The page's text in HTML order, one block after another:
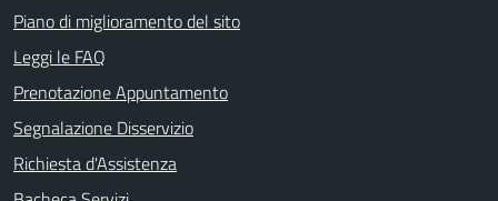
Piano di miglioramento del sito
Leggi le FAQ
Prenotazione Appuntamento
Segnalazione Disservizio
Richiesta d'Assistenza